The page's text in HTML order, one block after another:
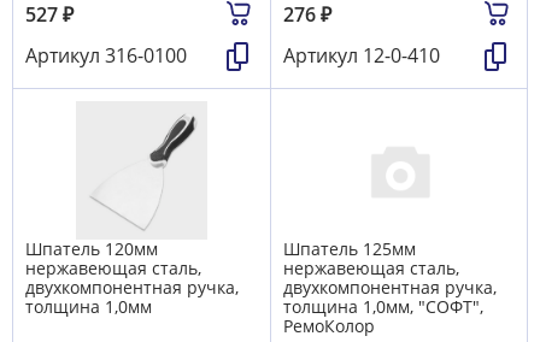
527₽
Артикул 316-0100
276₽
Артикул 12-0-410
Шпатель 120мм
нержавеющая сталь,
двухкомпонентная ручка,
толщина 1,0мм
Шпатель 125мм
нержавеющая сталь,
двухкомпонентная ручка,
толщина 1,0мм, "СОФТ",
РемоКолор